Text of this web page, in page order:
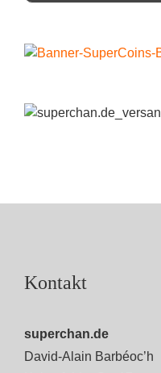
Kontakt
superchan.de
David-Alain Barbéoc’h